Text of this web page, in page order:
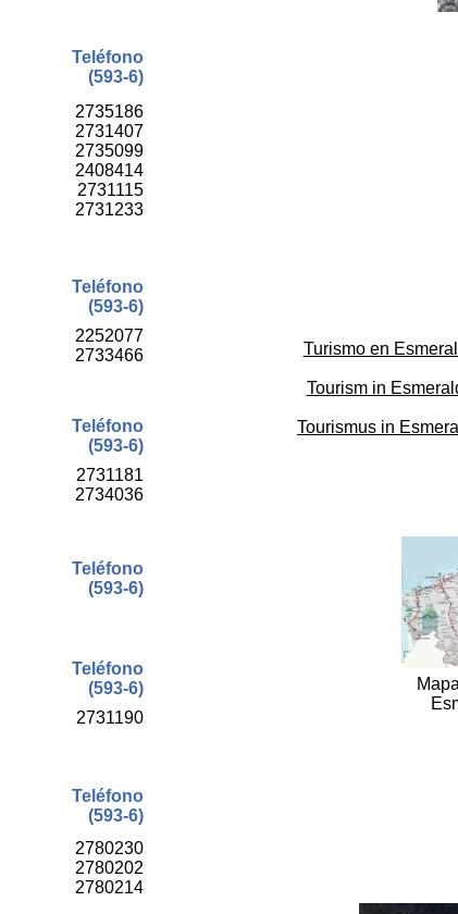
2735186
2731407
2735099
2408414
2731115
2731233
Teléfono
(593-6)
Teléfono
(593-6)
2252077
2733466
Teléfono
(593-6)
2731181
2734036
Teléfono
(593-6)
Teléfono
(593-6)
2731190
Teléfono
(593-6)
2780230
2780202
2780214
Turismo en
Tourism in
Tourismus in